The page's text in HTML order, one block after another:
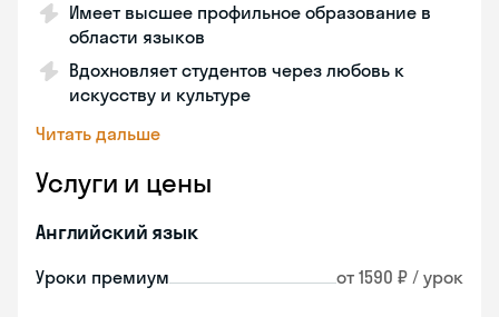
Имеет высшее профильное образование в
области языков
Вдохновляет студентов через любовь к
искусству и культуре
Читать дальше
Услуги и цены
Английский язык
Уроки премиум от 1590 ₽ / урок